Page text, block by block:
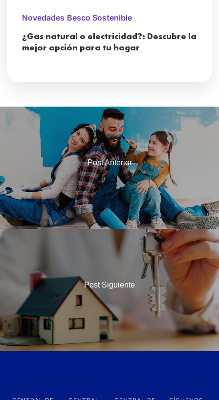
Novedades Besco Sostenible
¿Gas natural o electricidad?: Descubre la
mejor opción para tu hogar
Post Anterior
Post Siguiente